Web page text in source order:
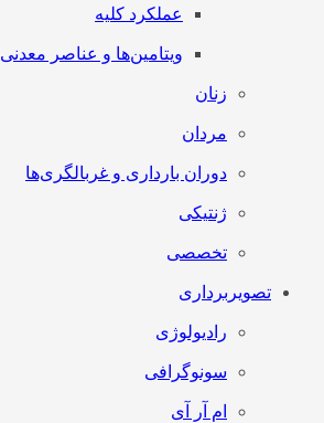
عملکرد کلیه
ویتامین‌ها و عناصر معدنی
زنان
مردان
دوران بارداری و غربالگری‌ها
ژنتیکی
تخصصی
تصویربرداری
رادیولوژی
سونوگرافی
ام آر آی